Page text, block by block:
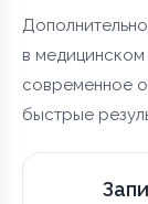
в
современное
быстрые